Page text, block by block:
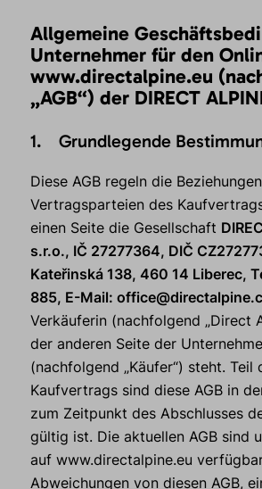
Allgemeine
Unternehmer für den
www.directalpine.eu
„AGB“) der DIRECT
1. Grundlegende
Diese AGB regeln die
Vertragsparteien des
einen Seite die Gesellschaft
s.r.o., IČ 27277364, DIČ
Kateřinská 138, 460 14 Liberec,
885, E-Mail:
Verkäuferin (nachfolgend „Direct
der anderen Seite der
(nachfolgend „Käufer“) steht. Teil
Kaufvertrags sind diese AGB in
zum Zeitpunkt des Abschlusses
gültig ist. Die aktuellen AGB sind
auf www.directalpine.eu
Abweichungen von diesen AGB,